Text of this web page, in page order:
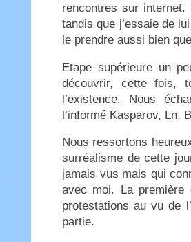
rencontres sur
tandis que j’essaie de
le prendre aussi bien
Etape supérieure un
découvrir, cette fois,
l’existence. Nous
l’informé Kasparov, Ln,
Nous ressortons
surréalisme de cette
jamais vus mais qui
avec moi. La première
protestations au vu de
partie.